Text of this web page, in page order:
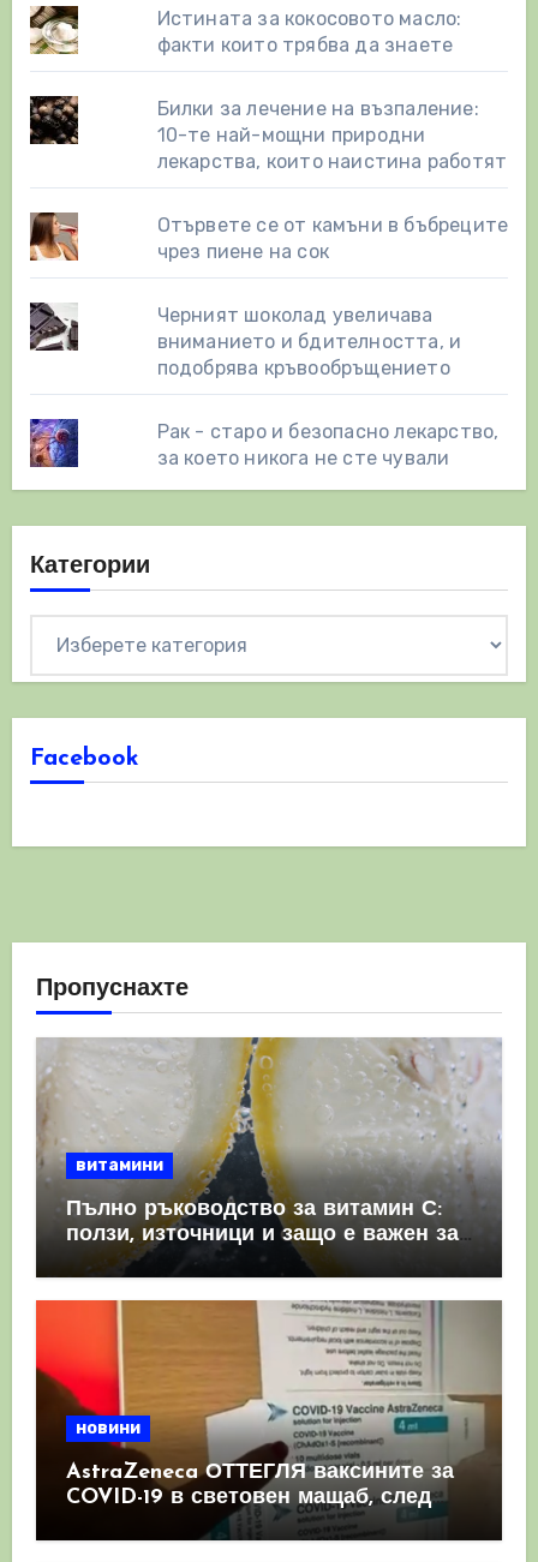
Истината за кокосовото масло:
факти които трябва да знаете
Билки за лечение на възпаление:
10-те най-мощни природни
лекарства, които наистина работят
Отървете се от камъни в бъбреците
чрез пиене на сок
Черният шоколад увеличава
вниманието и бдителността, и
подобрява кръвообръщението
Рак - старо и безопасно лекарство,
за което никога не сте чували
Категории
Facebook
Пропуснахте
витамини
Пълно ръководство за витамин С:
ползи, източници и защо е важен за
имунната система
новини
AstraZeneca ОТТЕГЛЯ ваксините за
COVID-19 в световен мащаб, след
като призна, че те причиняват
КРЪВНИ съсиреци